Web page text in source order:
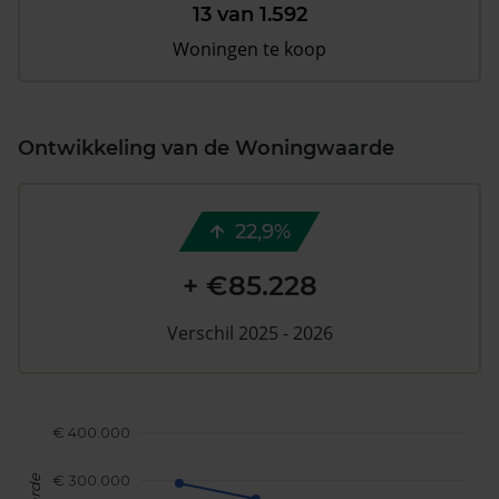
13 van 1.592
Woningen te koop
Ontwikkeling van de Woningwaarde
€ 300.000
€ 400.000
22,9%
+ €85.228
Verschil 2025 - 2026